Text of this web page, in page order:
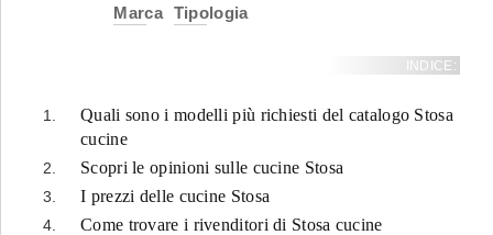
Marca Tipologia
INDICE:
Quali sono i modelli più richiesti del catalogo Stosa
cucine
Scopri le opinioni sulle cucine Stosa
I prezzi delle cucine Stosa
Come trovare i rivenditori di Stosa cucine